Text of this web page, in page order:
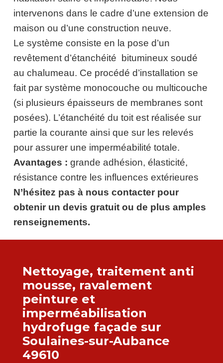
intervenons dans le cadre d’une extension de
maison ou d’une construction neuve.
Le système consiste en la pose d’un
revêtement d’étanchéité bitumineux soudé
au chalumeau. Ce procédé d’installation se
fait par système monocouche ou multicouche
(si plusieurs épaisseurs de membranes sont
posées). L’étanchéité du toit est réalisée sur
partie la courante ainsi que sur les relevés
pour assurer une imperméabilité totale.
Avantages : grande adhésion, élasticité,
résistance contre les influences extérieures
N’hésitez pas à nous contacter pour
obtenir un devis gratuit ou de plus amples
renseignements.
Nettoyage, traitement anti
mousse, ravalement
peinture et
imperméabilisation
hydrofuge façade sur
Soulaines-sur-Aubance
49610